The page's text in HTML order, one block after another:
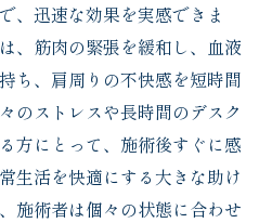
、迅速な効果を実感できま
、筋肉の緊張を緩和し、血液
ち、肩周りの不快感を短時間
のストレスや長時間のデスク
方にとって、施術後すぐに感
生活を快適にする大きな助け
施術者は個々の状態に合わせ